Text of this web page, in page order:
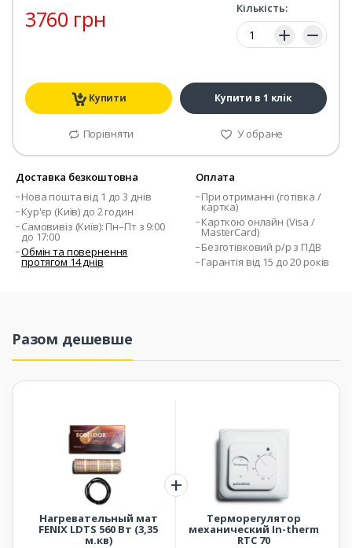
3760 грн Кількість:
Кількість:
Купити Купити в 1 клік
Порівняти У обране
Доставка безкоштовна
Нова пошта від 1 до 3 днів
Кур'єр (Київ) до 2 годин
Самовивіз (Київ): Пн–Пт з 9:00
до 17:00
Обмін та повернення
протягом 14 днів
Оплата
При отриманні (готівка /
картка)
Карткою онлайн (Visa /
MasterCard)
Безготівковий р/р з ПДВ
Гарантія від 15 до 20 років
Разом дешевше
Нагревательный мат
FENIX LDTS 560 Вт (3,35
м.кв)
Терморегулятор
механический In-therm
RTC 70